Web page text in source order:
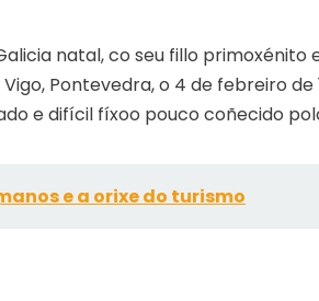
natal, co seu fillo primoxénito
Pontevedra, o 4 de febreiro de
e difícil fíxoo pouco coñecido
e a orixe do turismo